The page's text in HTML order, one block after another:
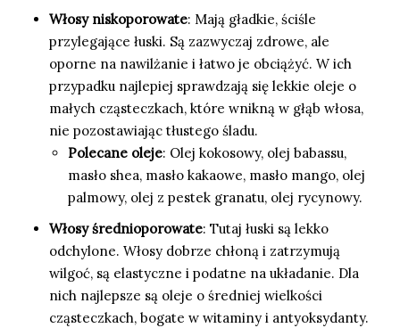
Włosy niskoporowate: Mają gładkie, ściśle
przylegające łuski. Są zazwyczaj zdrowe, ale
oporne na nawilżanie i łatwo je obciążyć. W ich
przypadku najlepiej sprawdzają się lekkie oleje o
małych cząsteczkach, które wnikną w głąb włosa,
nie pozostawiając tłustego śladu.
Polecane oleje: Olej kokosowy, olej babassu,
masło shea, masło kakaowe, masło mango, olej
palmowy, olej z pestek granatu, olej rycynowy.
Włosy średnioporowate: Tutaj łuski są lekko
odchylone. Włosy dobrze chłoną i zatrzymują
wilgoć, są elastyczne i podatne na układanie. Dla
nich najlepsze są oleje o średniej wielkości
cząsteczkach, bogate w witaminy i antyoksydanty.